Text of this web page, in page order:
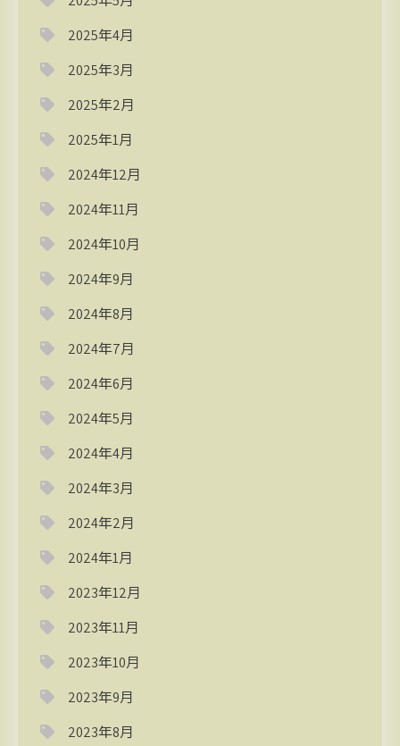
2025年4月
2025年3月
2025年2月
2025年1月
2024年12月
2024年11月
2024年10月
2024年9月
2024年8月
2024年7月
2024年6月
2024年5月
2024年4月
2024年3月
2024年2月
2024年1月
2023年12月
2023年11月
2023年10月
2023年9月
2023年8月